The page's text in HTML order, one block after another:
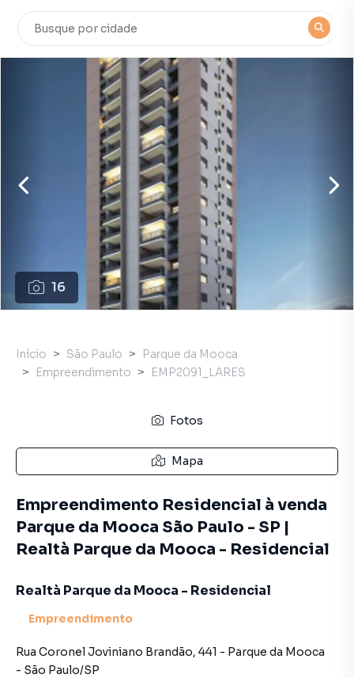
16
Início São Paulo
Parque da Mooca
Empreendimento
EMP2091_LARES
Fotos
Mapa
Empreendimento Residencial à venda
Parque da Mooca São Paulo - SP |
Realtà Parque da Mooca - Residencial
Realtà Parque da Mooca - Residencial
Empreendimento
Rua Coronel Joviniano Brandão, 441 - Parque da Mooca
- São Paulo/SP